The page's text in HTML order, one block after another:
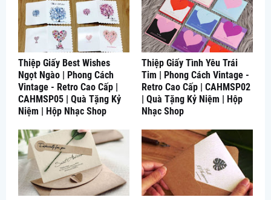
Thiệp Giấy Best Wishes
Ngọt Ngào | Phong Cách
Vintage - Retro Cao Cấp |
CAHMSP05 | Quà Tặng Kỷ
Niệm | Hộp Nhạc Shop
Thiệp Giấy Tình Yêu Trái
Tim | Phong Cách Vintage -
Retro Cao Cấp | CAHMSP02
| Quà Tặng Kỷ Niệm | Hộp
Nhạc Shop